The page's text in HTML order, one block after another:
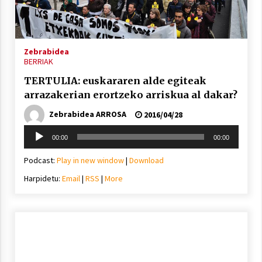
inguruko tailerraren audioa
2021/11/25
Mahai-ingurua: irratia, podcastak
eta ondoren zer?
2021/11/12
Zebrabidea
BERRIAK
TERTULIA: euskararen alde egiteak
arrazakerian erortzeko arriskua al dakar?
Zebrabidea ARROSA
2016/04/28
Soinu
erreproduzigailua
00:00 00:00
Podcast: Play in new window| Download
Harpidetu: Email| RSS | More